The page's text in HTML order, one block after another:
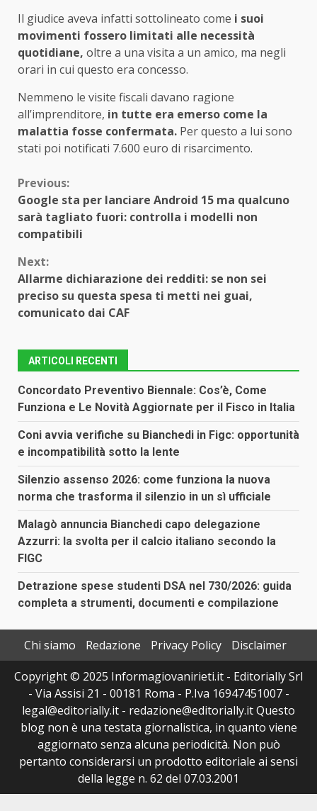
Il giudice aveva infatti sottolineato come i suoi
movimenti fossero limitati alle necessità
quotidiane, oltre a una visita a un amico, ma negli
orari in cui questo era concesso.
Nemmeno le visite fiscali davano ragione
all’imprenditore, in tutte era emerso come la
malattia fosse confermata. Per questo a lui sono
stati poi notificati 7.600 euro di risarcimento.
Continue
Reading
Previous:
Google sta per lanciare Android 15 ma qualcuno
sarà tagliato fuori: controlla i modelli non
compatibili
Next:
Allarme dichiarazione dei redditi: se non sei
preciso su questa spesa ti metti nei guai,
comunicato dai CAF
ARTICOLI RECENTI
Concordato Preventivo Biennale: Cos’è, Come
Funziona e Le Novità Aggiornate per il Fisco in Italia
Coni avvia verifiche su Bianchedi in Figc: opportunità
e incompatibilità sotto la lente
Silenzio assenso 2026: come funziona la nuova
norma che trasforma il silenzio in un sì ufficiale
Malagò annuncia Bianchedi capo delegazione
Azzurri: la svolta per il calcio italiano secondo la
FIGC
Detrazione spese studenti DSA nel 730/2026: guida
completa a strumenti, documenti e compilazione
Chi siamo Redazione Privacy Policy
Disclaimer
Copyright © 2025 Informagiovanirieti.it - Editorially Srl
- Via Assisi 21 - 00181 Roma - P.Iva 16947451007 -
legal@editorially.it - redazione@editorially.it Questo
blog non è una testata giornalistica, in quanto viene
aggiornato senza alcuna periodicità. Non può
pertanto considerarsi un prodotto editoriale ai sensi
della legge n. 62 del 07.03.2001